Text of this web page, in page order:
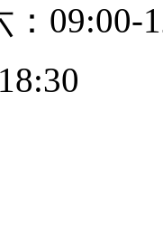
：09:00-